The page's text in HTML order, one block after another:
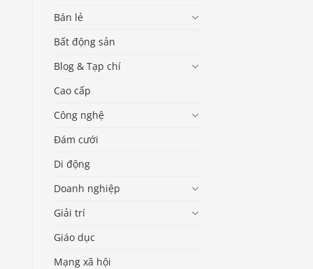
Bán lẻ
Bất động sản
Blog & Tạp chí
Cao cấp
Công nghệ
Đám cưới
Di động
Doanh nghiệp
Giải trí
Giáo dục
Mạng xã hội